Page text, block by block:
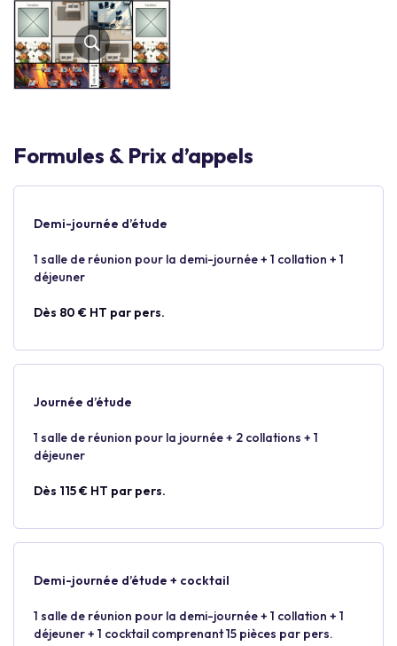
Formules & Prix d’appels
Demi-journée d’étude
1 salle de réunion pour la demi-journée + 1 collation + 1
déjeuner
Dès 80 € HT par pers.
Journée d’étude
1 salle de réunion pour la journée + 2 collations + 1
déjeuner
Dès 115 € HT par pers.
Demi-journée d’étude + cocktail
1 salle de réunion pour la demi-journée + 1 collation + 1
déjeuner + 1 cocktail comprenant 15 pièces par pers.